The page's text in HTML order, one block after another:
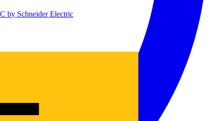
by Schneider Electric